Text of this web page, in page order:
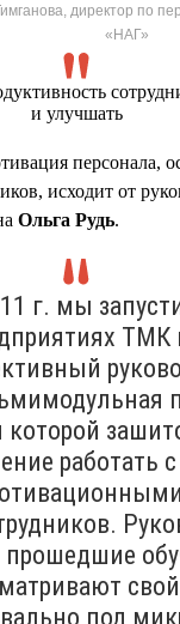
директор по
«НАГ»
персонала,
исходит от
Ольга Рудь.
г. мы
ТМК
которой
работать
прошедшие
под